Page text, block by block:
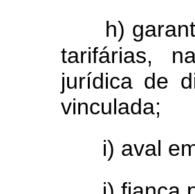
h)
tarifárias,
jurídica de
vinculada;
i) aval